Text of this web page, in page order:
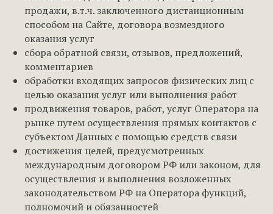
продажи, в.т.ч. заключенного дистанционным
способом на Сайте, договора возмездного
оказания услуг
сбора обратной связи, отзывов, предложений,
комментариев
обработки входящих запросов физических лиц с
целью оказания услуг или выполнения работ
продвижения товаров, работ, услуг Оператора на
рынке путем осуществления прямых контактов с
субъектом Данных с помощью средств связи
достижения целей, предусмотренных
международным договором РФ или законом, для
осуществления и выполнения возложенных
законодательством РФ на Оператора функций,
полномочий и обязанностей